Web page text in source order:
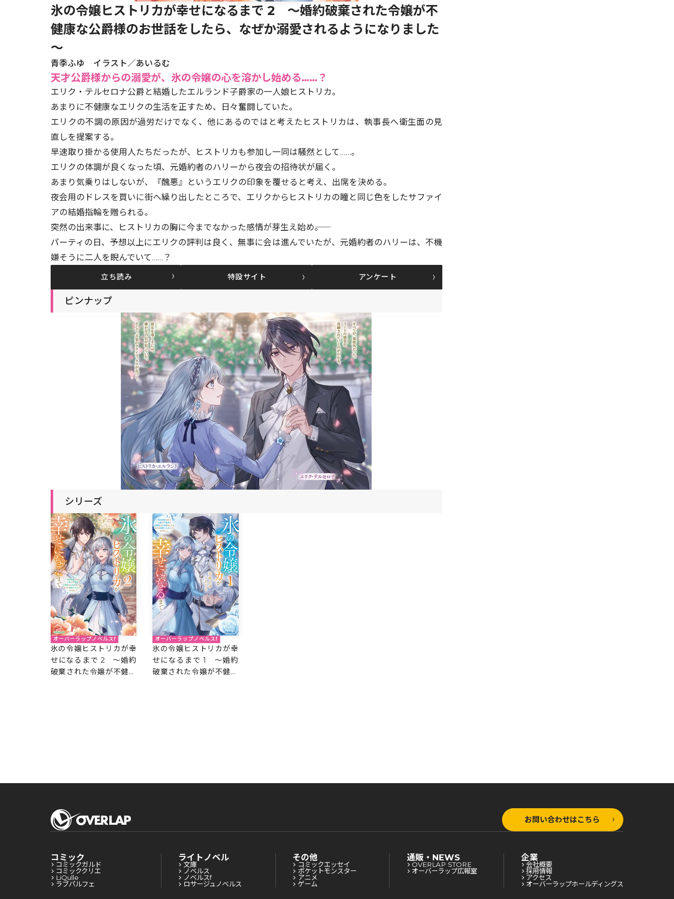
氷の令嬢ヒストリカが幸せになるまで 2 ～婚約破棄された令嬢が不
健康な公爵様のお世話をしたら、なぜか溺愛されるようになりました
～
青季ふゆ イラスト／あいるむ
天才公爵様からの溺愛が、氷の令嬢の心を溶かし始める……？
エリク・テルセロナ公爵と結婚したエルランド子爵家の一人娘ヒストリカ。
あまりに不健康なエリクの生活を正すため、日々奮闘していた。
エリクの不調の原因が過労だけでなく、他にあるのではと考えたヒストリカは、執事長へ衛生面の見
直しを提案する。
早速取り掛かる使用人たちだったが、ヒストリカも参加し一同は騒然として……。
エリクの体調が良くなった頃、元婚約者のハリーから夜会の招待状が届く。
あまり気乗りはしないが、『醜悪』というエリクの印象を覆せると考え、出席を決める。
夜会用のドレスを買いに街へ繰り出したところで、エリクからヒストリカの瞳と同じ色をしたサファイ
アの結婚指輪を贈られる。
突然の出来事に、ヒストリカの胸に今までなかった感情が芽生え始め――。
パーティの日、予想以上にエリクの評判は良く、無事に会は進んでいたが、元婚約者のハリーは、不機
嫌そうに二人を睨んでいて……？
立ち読み 特設サイト アンケート
ピンナップ
シリーズ
オーバーラップノベルスf
氷の令嬢ヒストリカが幸
せになるまで 2 ～婚約
破棄された令嬢が不健康
オーバーラップノベルスf
氷の令嬢ヒストリカが幸
せになるまで 1 ～婚約
破棄された令嬢が不健康
お問い合わせはこちら
コミック
コミックガルド
コミッククリエ
LiQulle
ラブパルフェ
ライトノベル
文庫
ノベルス
ノベルスf
ロサージュノベルス
その他
コミックエッセイ
ポケットモンスター
アニメ
ゲーム
通販・NEWS
OVERLAP STORE
オーバーラップ広報室
企業
会社概要
採用情報
アクセス
オーバーラップホールディングス